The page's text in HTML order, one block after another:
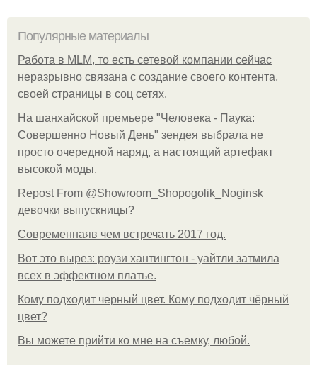
Популярные материалы
Работа в MLM, то есть сетевой компании сейчас
неразрывно связана с создание своего контента,
своей страницы в соц сетях.
На шанхайской премьере "Человека - Паука:
Совершенно Новый День" зендея выбрала не
просто очередной наряд, а настоящий артефакт
высокой моды.
Repost From @Showroom_Shopogolik_Noginsk
девочки выпускницы?
Современнаяв чем встречать 2017 год.
Вот это вырез: роузи хантингтон - уайтли затмила
всех в эффектном платьe.
Кому подходит черный цвет. Кому подходит чёрный
цвет?
Вы можете прийти ко мне на съемку, любой.